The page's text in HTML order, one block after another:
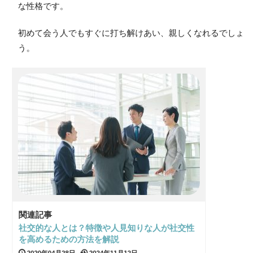
な性格です。
初めて会う人でもすぐに打ち解けあい、親しくなれるでしょ
う。
関連記事
社交的な人とは？特徴や人見知りな人が社交性
を高めるための方法を解説